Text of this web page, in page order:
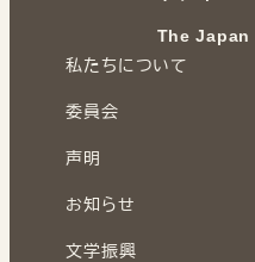
The Japan
私たちについて
委員会
声明
お知らせ
文学振興